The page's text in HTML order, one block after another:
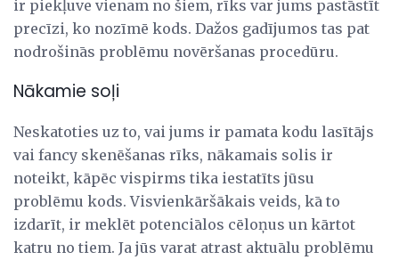
ir piekļuve vienam no šiem, rīks var jums pastāstīt
precīzi, ko nozīmē kods. Dažos gadījumos tas pat
nodrošinās problēmu novēršanas procedūru.
Nākamie soļi
Neskatoties uz to, vai jums ir pamata kodu lasītājs
vai fancy skenēšanas rīks, nākamais solis ir
noteikt, kāpēc vispirms tika iestatīts jūsu
problēmu kods. Visvienkāršākais veids, kā to
izdarīt, ir meklēt potenciālos cēloņus un kārtot
katru no tiem. Ja jūs varat atrast aktuālu problēmu